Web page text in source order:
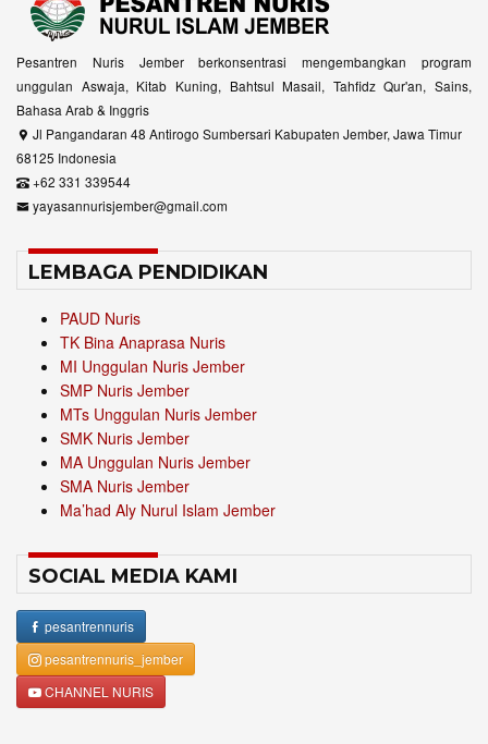
Pesantren Nuris Jember berkonsentrasi mengembangkan program
unggulan Aswaja, Kitab Kuning, Bahtsul Masail, Tahfidz Qur'an, Sains,
Bahasa Arab & Inggris
Jl Pangandaran 48 Antirogo Sumbersari Kabupaten Jember, Jawa Timur
68125 Indonesia
+62 331 339544
yayasannurisjember@gmail.com
LEMBAGA PENDIDIKAN
PAUD Nuris
TK Bina Anaprasa Nuris
MI Unggulan Nuris Jember
SMP Nuris Jember
MTs Unggulan Nuris Jember
SMK Nuris Jember
MA Unggulan Nuris Jember
SMA Nuris Jember
Ma’had Aly Nurul Islam Jember
SOCIAL MEDIA KAMI
pesantrennuris
pesantrennuris_jember
CHANNEL NURIS